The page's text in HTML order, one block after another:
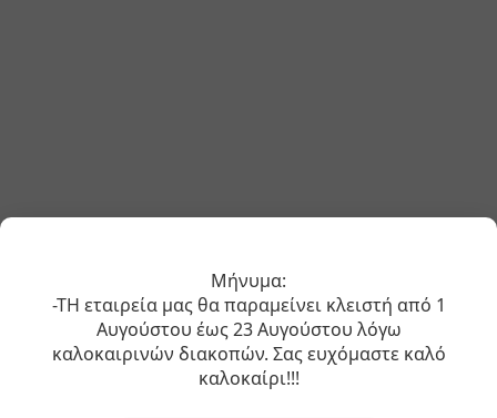
Newsletter
Μήνυμα:
-ΤΗ εταιρεία μας θα παραμείνει κλειστή από 1
Αυγούστου έως 23 Αυγούστου λόγω
καλοκαιρινών διακοπών. Σας ευχόμαστε καλό
καλοκαίρι!!!